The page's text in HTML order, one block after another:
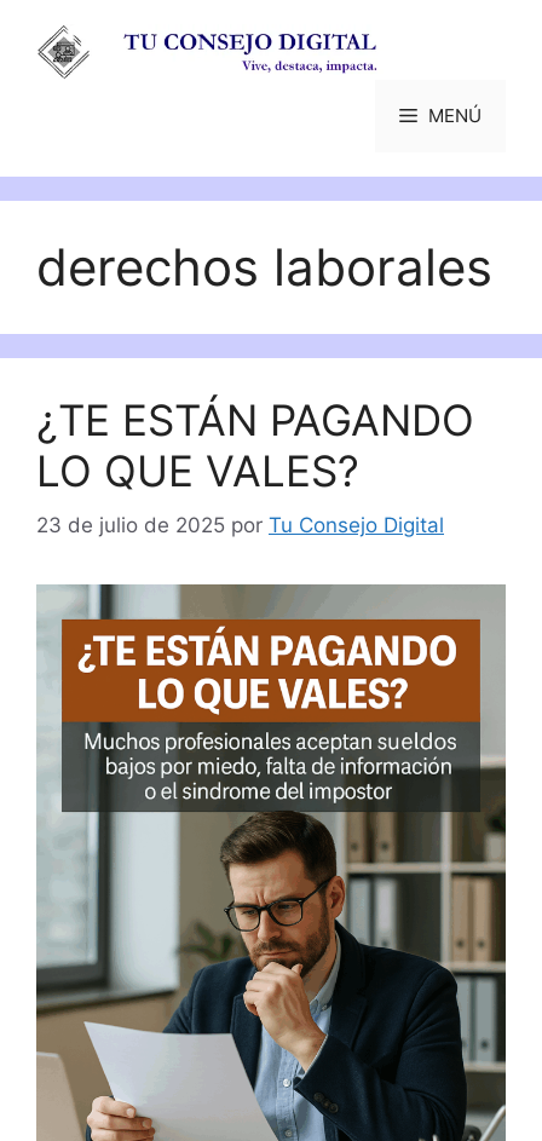
contenido
MENÚ
derechos laborales
¿TE ESTÁN PAGANDO
LO QUE VALES?
23 de julio de 2025 por Tu Consejo Digital